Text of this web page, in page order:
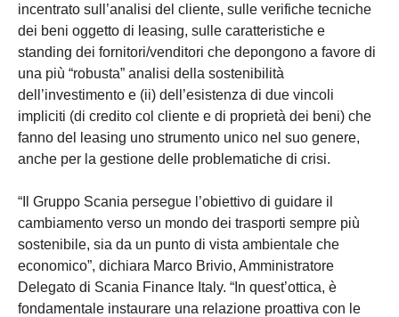
incentrato sull’analisi del cliente, sulle verifiche tecniche
dei beni oggetto di leasing, sulle caratteristiche e
standing dei fornitori/venditori che depongono a favore di
una più “robusta” analisi della sostenibilità
dell’investimento e (ii) dell’esistenza di due vincoli
impliciti (di credito col cliente e di proprietà dei beni) che
fanno del leasing uno strumento unico nel suo genere,
anche per la gestione delle problematiche di crisi.
“Il Gruppo Scania persegue l’obiettivo di guidare il
cambiamento verso un mondo dei trasporti sempre più
sostenibile, sia da un punto di vista ambientale che
economico”, dichiara Marco Brivio, Amministratore
Delegato di Scania Finance Italy. “In quest’ottica, è
fondamentale instaurare una relazione proattiva con le